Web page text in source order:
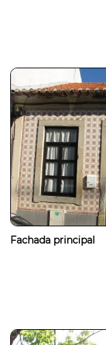
Fachada principal